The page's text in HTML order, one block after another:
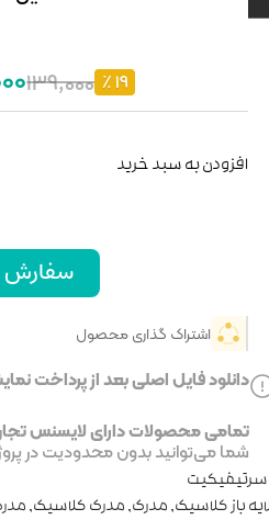
139,000 19 ٪
افزودن به سبد خرید
سفارش
اشتراک گذاری محصول
دانلود فایل اصلی بعد از پرداخت
تمامی محصولات دارای لایسنس
شما می‌توانید بدون محدودیت در
باز کلاسیک,مدرک,مدرک کلاسیک,